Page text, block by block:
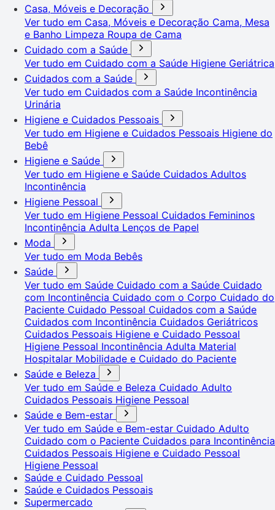
Casa, Móveis e Decoração
Ver tudo em Casa, Móveis e Decoração Cama, Mesa
e Banho Limpeza Roupa de Cama
Cuidado com a Saúde
Ver tudo em Cuidado com a Saúde Higiene Geriátrica
Cuidados com a Saúde
Ver tudo em Cuidados com a Saúde Incontinência
Urinária
Higiene e Cuidados Pessoais
Ver tudo em Higiene e Cuidados Pessoais Higiene do
Bebê
Higiene e Saúde
Ver tudo em Higiene e Saúde Cuidados Adultos
Incontinência
Higiene Pessoal
Ver tudo em Higiene Pessoal Cuidados Femininos
Incontinência Adulta Lenços de Papel
Moda
Ver tudo em Moda Bebês
Saúde
Ver tudo em Saúde Cuidado com a Saúde Cuidado
com Incontinência Cuidado com o Corpo Cuidado do
Paciente Cuidado Pessoal Cuidados com a Saúde
Cuidados com Incontinência Cuidados Geriátricos
Cuidados Pessoais Higiene e Cuidado Pessoal
Higiene Pessoal Incontinência Adulta Material
Hospitalar Mobilidade e Cuidado do Paciente
Saúde e Beleza
Ver tudo em Saúde e Beleza Cuidado Adulto
Cuidados Pessoais Higiene Pessoal
Saúde e Bem-estar
Ver tudo em Saúde e Bem-estar Cuidado Adulto
Cuidado com o Paciente Cuidados para Incontinência
Cuidados Pessoais Higiene e Cuidado Pessoal
Higiene Pessoal
Saúde e Cuidado Pessoal
Saúde e Cuidados Pessoais
Supermercado